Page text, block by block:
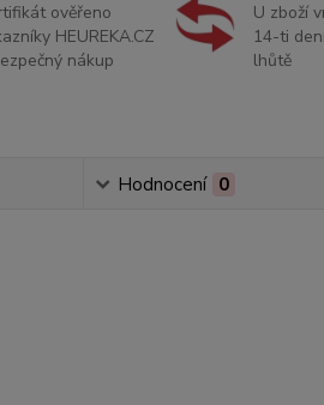
ověřeno
HEUREKA.CZ
nákup
U zboží
14-ti
lhůtě
Hodnocení 0